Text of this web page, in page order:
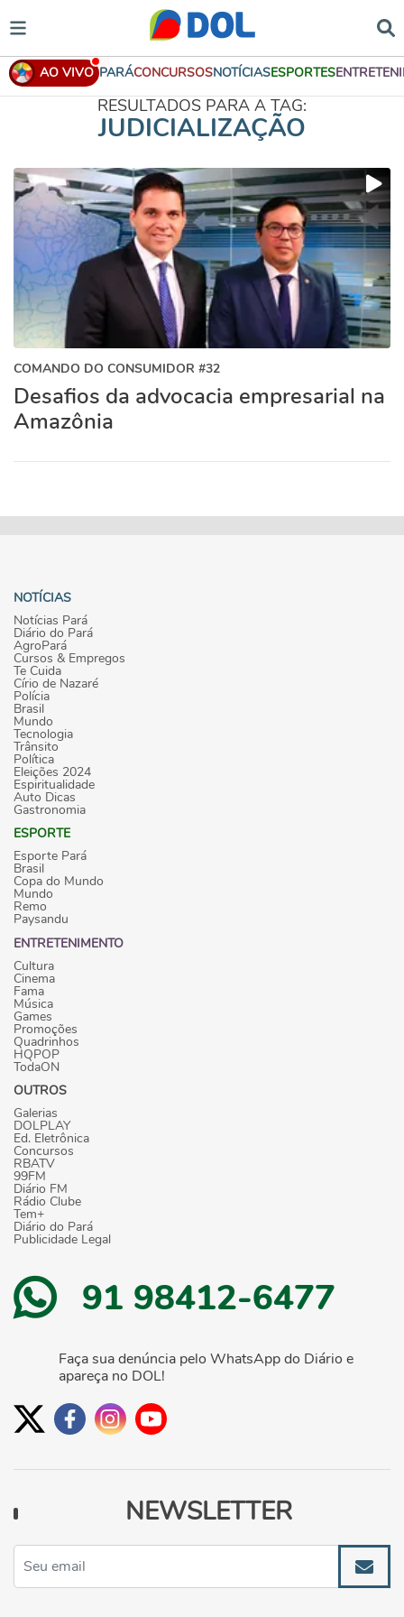
AO VIVO PARÁCONCURSOSNOTÍCIASESPORTES
RESULTADOS PARA A TAG:
JUDICIALIZAÇÃO
COMANDO DO CONSUMIDOR #32
Desafios da advocacia empresarial na
Amazônia
NOTÍCIAS
Notícias Pará
Diário do Pará
AgroPará
Cursos & Empregos
Te Cuida
Círio de Nazaré
Polícia
Brasil
Mundo
Tecnologia
Trânsito
Política
Eleições 2024
Espiritualidade
Auto Dicas
Gastronomia
ESPORTE
Esporte Pará
Brasil
Copa do Mundo
Mundo
Remo
Paysandu
ENTRETENIMENTO
Cultura
Cinema
Fama
Música
Games
Promoções
Quadrinhos
HQPOP
TodaON
OUTROS
Galerias
DOLPLAY
Ed. Eletrônica
Concursos
RBATV
99FM
Diário FM
Rádio Clube
Tem+
Diário do Pará
Publicidade Legal
91 98412-6477
Faça sua denúncia pelo WhatsApp do Diário e
apareça no DOL!
NEWSLETTER